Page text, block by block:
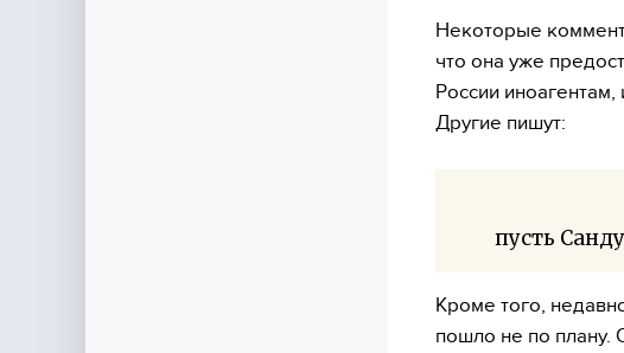
Некоторые
что она уже
России
Другие пишут:
пусть
Кроме того,
пошло не по плану.